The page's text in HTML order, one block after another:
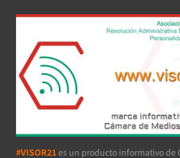
#VISOR21 es un producto informativo de